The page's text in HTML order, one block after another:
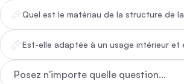
Quel est le matériau de la structure de
Est-elle adaptée à un usage intérieur et